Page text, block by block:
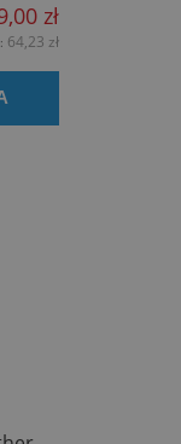
zł
64,23 zł